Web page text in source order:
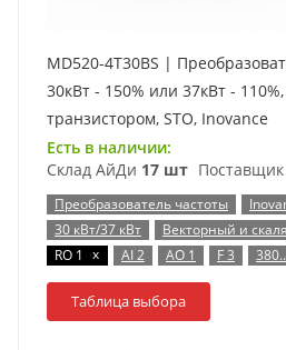
MD520-4T30BS |
30кВт - 150% или 37кВт -
транзистором, STO, Inovance
Есть в наличии:
Склад АйДи 17 шт Поставщик
Преобразователь частоты
30 кВт/37 кВт
Векторный и
RO 1 x AI 2 AO 1 F 3
Таблица выбора